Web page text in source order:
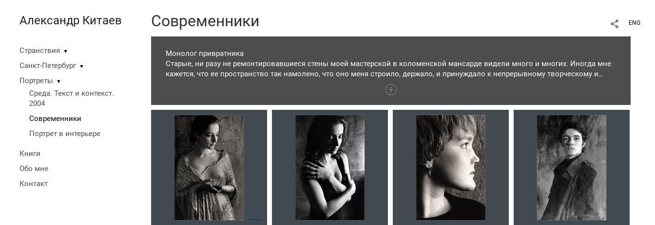
Александр Китаев
Странствия ▼
Санкт-Петербург ▼
Портреты ▼
Среда. Текст и контекст.
2004
Современники
Портрет в интерьере
Книги
Обо мне
Контакт
ENG
Современники
Монолог привратника
Старые, ни разу не ремонтировавшиеся стены моей мастерской в коломенской мансарде видели много и многих. Иногда мне
кажется, что ее пространство так намолено, что оно меня строило, держало, и принуждало к непрерывному творческому и
человеческому самосовершенствованию. Сколько здесь побывало талантливейших современников – писателей, поэтов,
музыкантов, художников всех умений и направлений! И, конечно же, несть числа фотографов. Умных и не очень, талантливых
и так себе. Котел мастерской переваривал и сплавлял, отторгал и привечал. Это происходило как-то само собой, без особого
старания с моей стороны. Среда была умнее меня, а я был рабом мансарды. Здесь я сделал множество портретов, и каждый –
как приключение, как новый опыт, каждый обогащал меня. От каждого своего персонажа я отщипывал кусочек его души и
приращивал к своей. Многих уже нет на этом свете, но я все ещё с ними живу, спорю, сверяю свои поступки, удачи и неудачи.
Похищенные когда-то фрагменты их душ живут во мне. Про многих могу написать небольшой рассказ, и рано или поздно я
этим займусь. А пока – делюсь их образами для памяти без должной отделки.